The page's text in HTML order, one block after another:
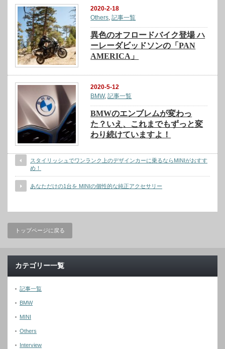
2020-2-18
Others ,記事一覧
異色のオフロードバイク登場 ハ
ーレーダビッドソンの「PAN
AMERICA」
2020-5-12
BMW,記事一覧
BMWのエンブレムが変わっ
た？いえ、これまでもずっと変
わり続けていますよ！
スタイリッシュでワンランク上のデザインカーに乗るならMINIがおすす
め！
あなただけの1台を MINIの個性的な純正アクセサリー
トップページに戻る
カテゴリー一覧
記事一覧
BMW
MINI
Others
Interview